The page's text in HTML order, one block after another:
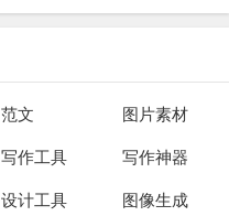
范文 图片素材
写作工具 写作神器
设计工具 图像生成